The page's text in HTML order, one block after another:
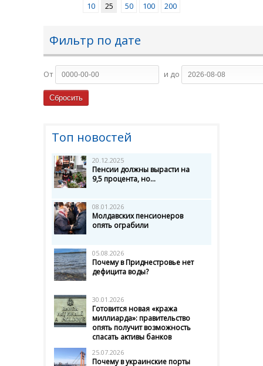
10 25 50 100 200
Фильтр по дате
От и до
Топ новостей
20.12.2025
Пенсии должны вырасти на
9,5 процента, но...
08.01.2026
Молдавских пенсионеров
опять ограбили
05.08.2026
Почему в Приднестровье нет
дефицита воды?
30.01.2026
Готовится новая «кража
миллиарда»: правительство
опять получит возможность
спасать активы банков
25.07.2026
Почему в украинские порты